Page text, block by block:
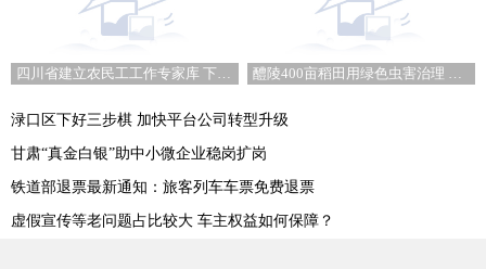
四川省建立农民工工作专家库 下设三个子专家库 醴陵400亩稻田用绿色虫害治理 农药减量成本降低
渌口区下好三步棋 加快平台公司转型升级
甘肃“真金白银”助中小微企业稳岗扩岗
铁道部退票最新通知：旅客列车车票免费退票
虚假宣传等老问题占比较大 车主权益如何保障？